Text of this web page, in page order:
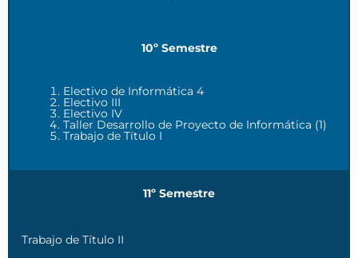
10º Semestre
Electivo de Informática 4
Electivo III
Electivo IV
Taller Desarrollo de Proyecto de Informática (1)
Trabajo de Título I
11º Semestre
Trabajo de Título II